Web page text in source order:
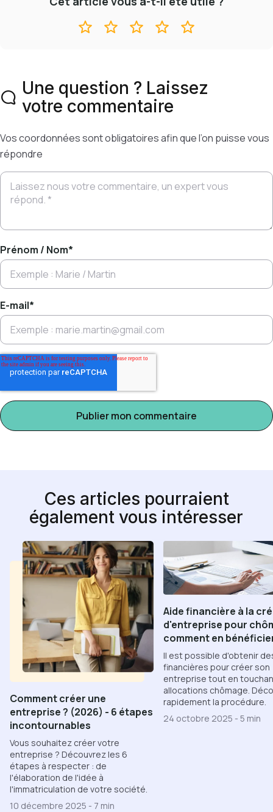
Une question ? Laissez
votre commentaire
Vos coordonnées sont obligatoires afin que l’on puisse vous
répondre
Prénom / Nom*
E-mail*
Ces articles pourraient
également vous intéresser
Comment créer une
entreprise ? (2026) - 6 étapes
incontournables
Vous souhaitez créer votre
entreprise ? Découvrez les 6
étapes à respecter : de
l'élaboration de l'idée à
l'immatriculation de votre société.
10 décembre 2025 - 7 min
Aide financière à la
d'entreprise pour
comment en
Il est possible d'obtenir
financières pour créer son
entreprise tout en
allocations chômage.
rapidement la procédure.
24 octobre 2025 - 5 min